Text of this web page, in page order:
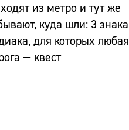
из метро и тут же
куда шли: 3 знака
для которых любая
— квест